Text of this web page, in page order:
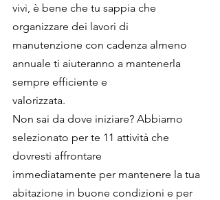
vivi, è bene che tu sappia che
organizzare dei lavori di
manutenzione con cadenza almeno
annuale ti aiuteranno a mantenerla
sempre efficiente e
valorizzata.
Non sai da dove iniziare? Abbiamo
selezionato per te 11 attività che
dovresti affrontare
immediatamente per mantenere la tua
abitazione in buone condizioni e per